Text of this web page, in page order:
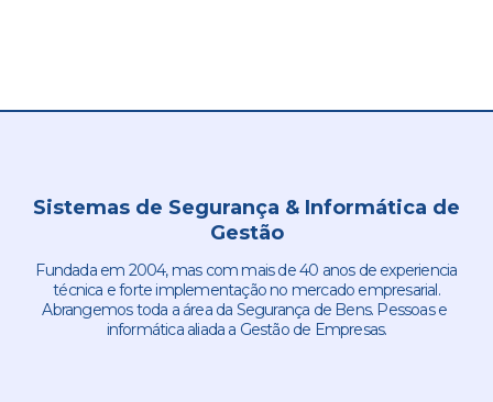
Sistemas de Segurança & Informática de
Gestão
Fundada em 2004, mas com mais de 40 anos de experiencia
técnica e forte implementação no mercado empresarial.
Abrangemos toda a área da Segurança de Bens. Pessoas e
informática aliada a Gestão de Empresas.